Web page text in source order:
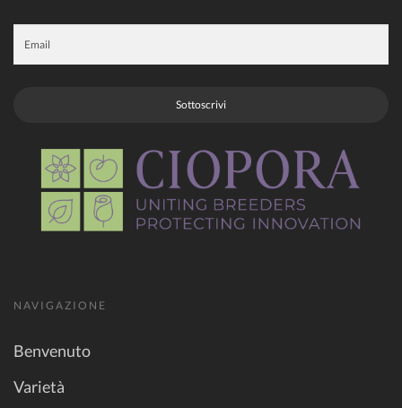
Sottoscrivi
NAVIGAZIONE
Benvenuto
Varietà